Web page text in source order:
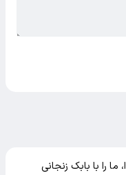
ما را با بابک زنجانی